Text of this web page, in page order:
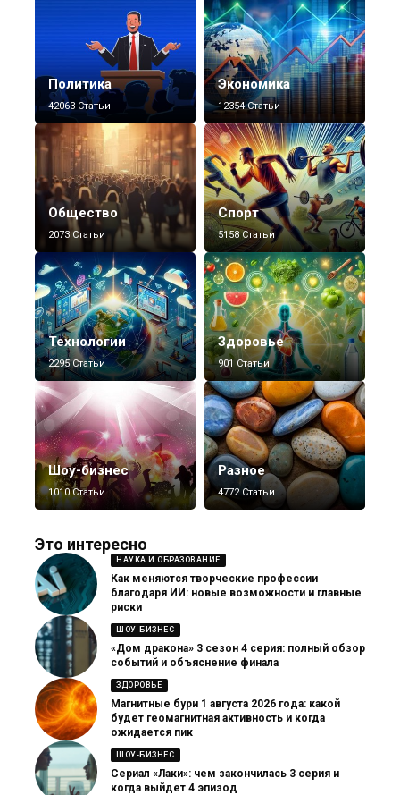
Политика
42063 Статьи
Экономика
12354 Статьи
Общество
2073 Статьи
Спорт
5158 Статьи
Технологии
2295 Статьи
Здоровье
901 Статьи
Шоу-бизнес
1010 Статьи
Разное
4772 Статьи
Это интересно
НАУКА И ОБРАЗОВАНИЕ
Как меняются творческие профессии
благодаря ИИ: новые возможности и главные
риски
ШОУ-БИЗНЕС
«Дом дракона» 3 сезон 4 серия: полный обзор
событий и объяснение финала
ЗДОРОВЬЕ
Магнитные бури 1 августа 2026 года: какой
будет геомагнитная активность и когда
ожидается пик
ШОУ-БИЗНЕС
Сериал «Лаки»: чем закончилась 3 серия и
когда выйдет 4 эпизод